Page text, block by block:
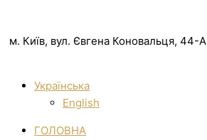
м. Київ, вул. Євгена Коновальця, 44-А
Українська
English
ГОЛОВНА